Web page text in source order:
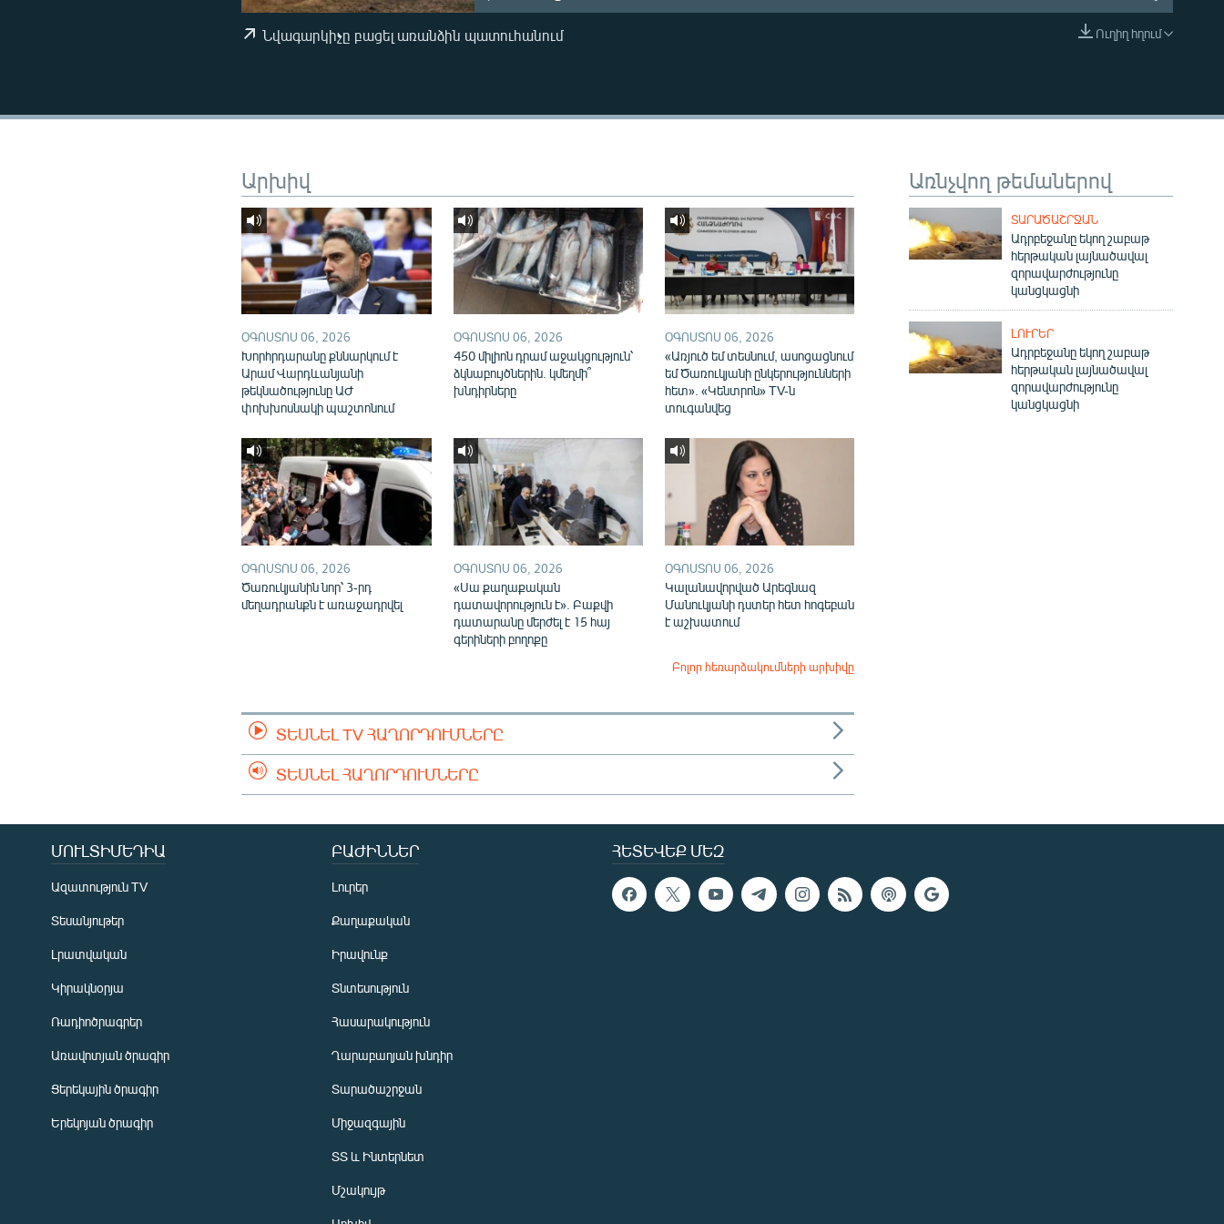
EMBED
Ուղիղ հղում
Նվագարկիչը բացել առանձին պատուհանում
Առնչվող թեմաներով
ՏԱՐԱԾԱՇՐՋԱՆ
Ադրբեջանը եկող շաբաթ
հերթական լայնածավալ
զորավարժությունը
կանցկացնի
ԼՈՒՐԵՐ
Ադրբեջանը եկող շաբաթ
հերթական լայնածավալ
զորավարժությունը
կանցկացնի
Արխիվ
ՕԳՈՍՏՈՍ 06, 2026
Խորհրդարանը քննարկում է
Արամ Վարդևանյանի
թեկնածությունը ԱԺ
փոխխոսնակի պաշտոնում
ՕԳՈՍՏՈՍ 06, 2026
450 միլիոն դրամ աջակցություն՝
ձկնաբույծներին. կմեղմի՞
խնդիրները
ՕԳՈՍՏՈՍ 06, 2026
«Առյուծ եմ տեսնում, ասոցացնում
եմ Ծառուկյանի ընկերությունների
հետ». «Կենտրոն» TV-ն
տուգանվեց
ՕԳՈՍՏՈՍ 06, 2026
Ծառուկյանին նոր՝ 3-րդ
մեղադրանքն է առաջադրվել
ՕԳՈՍՏՈՍ 06, 2026
«Սա քաղաքական
դատավորություն է». Բաքվի
դատարանը մերժել է 15 հայ
գերիների բողոքը
ՕԳՈՍՏՈՍ 06, 2026
Կալանավորված Արեգնազ
Մանուկյանի դստեր հետ հոգեբան
է աշխատում
Բոլոր հեռարձակումների արխիվը
ՏԵՍՆԵԼ TV ՀԱՂՈՐԴՈՒՄՆԵՐԸ
ՏԵՍՆԵԼ ՀԱՂՈՐԴՈՒՄՆԵՐԸ
ՀԵՏԵՎԵՔ ՄԵԶ
ՄՈՒԼՏԻՄԵԴԻԱ
Ազատություն TV
Տեսանյութեր
Լրատվական
Կիրակնօրյա
Ռադիոծրագրեր
Առավոտյան ծրագիր
Ցերեկային ծրագիր
Երեկոյան ծրագիր
ԲԱԺԻՆՆԵՐ
Լուրեր
Քաղաքական
Իրավունք
Տնտեսություն
Հասարակություն
Ղարաբաղյան խնդիր
Տարածաշրջան
Միջազգային
ՏՏ և Ինտերնետ
Մշակույթ